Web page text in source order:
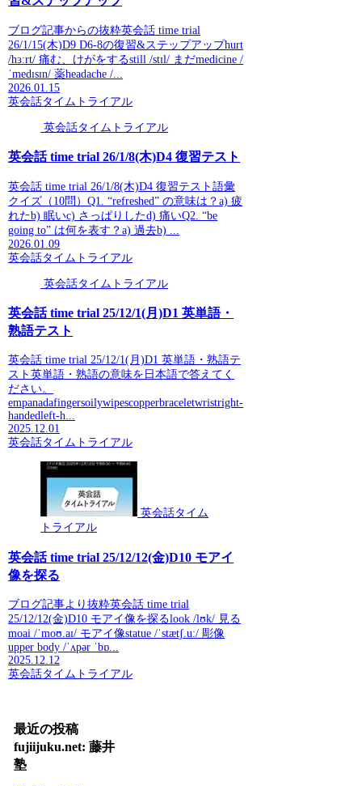
ブログ記事からの抜粋英会話 time trial
26/1/15(木)D9 D6-8の復習&ステップアップhurt
/hɜːrt/ 痛む、けがをするstill /stɪl/ まだmedicine /
ˈmedɪsɪn/ 薬headache /...
2026.01.15
英会話タイムトライアル
英会話タイムトライアル
英会話 time trial 26/1/8(木)D4 復習テスト
英会話 time trial 26/1/8(木)D4 復習テスト語彙
クイズ（10問）Q1. “refreshed” の意味は？a) 疲
れたb) 眠いc) さっぱりしたd) 痛いQ2. “be
going to” は何を表す？a) 過去b) ...
2026.01.09
英会話タイムトライアル
英会話タイムトライアル
英会話 time trial 25/12/1(月)D1 英単語・
熟語テスト
英会話 time trial 25/12/1(月)D1 英単語・熟語テ
スト英単語・熟語の意味を日本語で答えてく
ださい。
empanadafingersoilywipescopperbraceletwristright-
handedleft-h...
2025.12.01
英会話タイムトライアル
英会話タイム
トライアル
英会話 time trial 25/12/12(金)D10 モアイ
像を探る
ブログ記事より抜粋英会話 time trial
25/12/12(金)D10 モアイ像を探るlook /lʊk/ 見る
moai /ˈmoʊ.aɪ/ モアイ像statue /ˈstætʃ.uː/ 彫像
upper body /ˈʌpər ˈbɒ...
2025.12.12
英会話タイムトライアル
最近の投稿
fujiijuku.net: 藤井
塾